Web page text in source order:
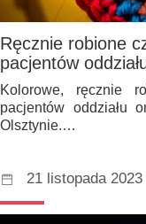
Ręcznie robione
pacjentów
Kolorowe, ręcznie
pacjentów oddziału
Olsztynie.…
21 listopada 2023